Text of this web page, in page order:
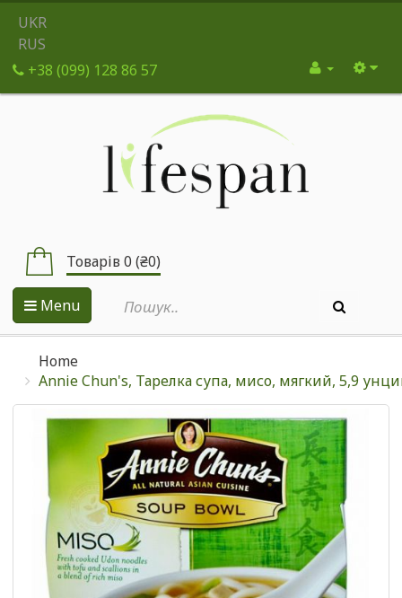
UKR
RUS
+38 (099) 128 86 57
Товарів 0 (₴0)
Menu
Home
Annie Chun's, Тарелка супа, мисо, мягкий, 5,9